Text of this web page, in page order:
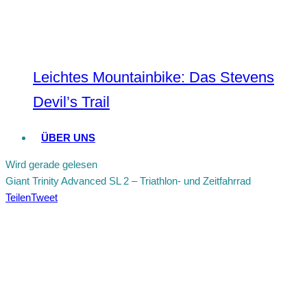
Leichtes Mountainbike: Das Stevens
Devil’s Trail
ÜBER UNS
Wird gerade gelesen
Giant Trinity Advanced SL 2 – Triathlon- und Zeitfahrrad
TeilenTweet